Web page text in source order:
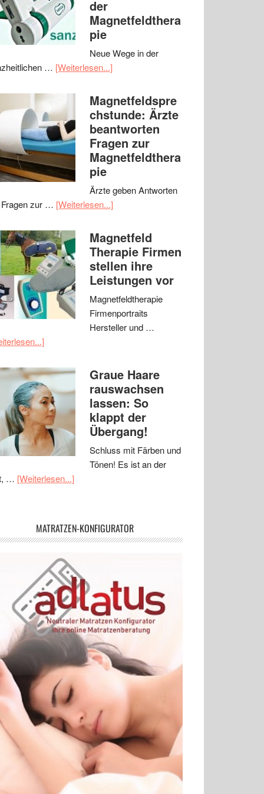
der
Magnetfeldthera
pie
Neue Wege in der
… [Weiterlesen...]
Magnetfeldspre
chstunde: Ärzte
beantworten
Fragen zur
Magnetfeldthera
pie
Ärzte geben Antworten
zur … [Weiterlesen...]
Magnetfeld
Therapie Firmen
stellen ihre
Leistungen vor
Magnetfeldtherapie
Firmenportraits
Hersteller und …
Graue Haare
rauswachsen
lassen: So
klappt der
Übergang!
Schluss mit Färben und
Tönen! Es ist an der
… [Weiterlesen...]
MATRATZEN-KONFIGURATOR